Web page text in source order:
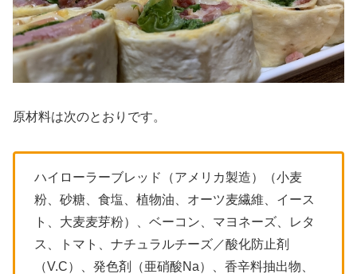
原材料は次のとおりです。
ハイローラーブレッド（アメリカ製造）（小麦
粉、砂糖、食塩、植物油、オーツ麦繊維、イース
ト、大麦麦芽粉）、ベーコン、マヨネーズ、レタ
ス、トマト、ナチュラルチーズ／酸化防止剤
（V.C）、発色剤（亜硝酸Na）、香辛料抽出物、